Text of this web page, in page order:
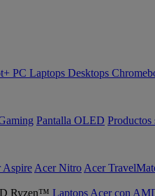
PC Laptops Desktops
Pantalla OLED Productos
Aspire Acer Nitro Acer
Laptops Acer con